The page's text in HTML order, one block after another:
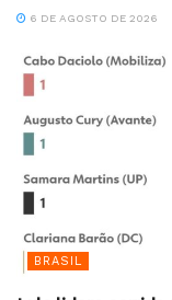
6 DE AGOSTO DE 2026
BRASIL